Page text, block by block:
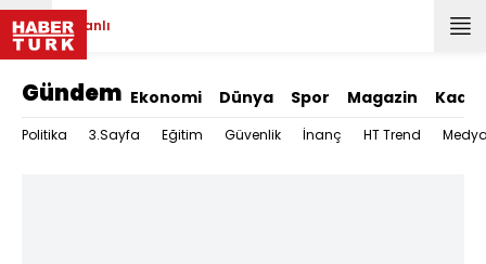
Canlı
Gündem Ekonomi Dünya Spor Magazin Kadın
Politika 3.Sayfa Eğitim Güvenlik İnanç HT Trend